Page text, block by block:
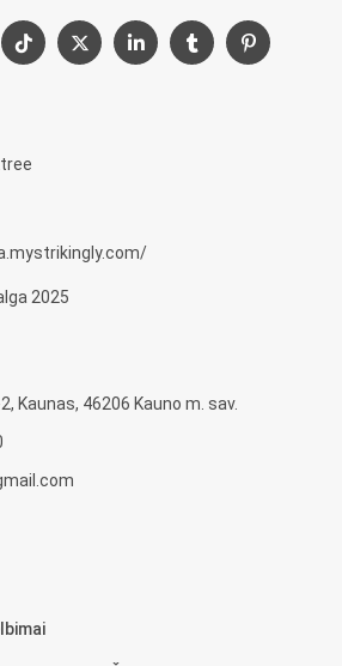
2025
Kaunas, 46206 Kauno m. sav.